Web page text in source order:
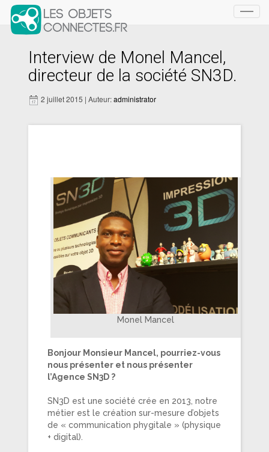
Interview de Monel Mancel,
directeur de la société SN3D.
2 juillet 2015 | Auteur:administrator
Monel Mancel
Bonjour Monsieur Mancel, pourriez-vous
nous présenter et nous présenter
l’Agence SN3D ?
SN3D est une société crée en 2013, notre
métier est le création sur-mesure d’objets
de « communication phygitale » (physique
+ digital).